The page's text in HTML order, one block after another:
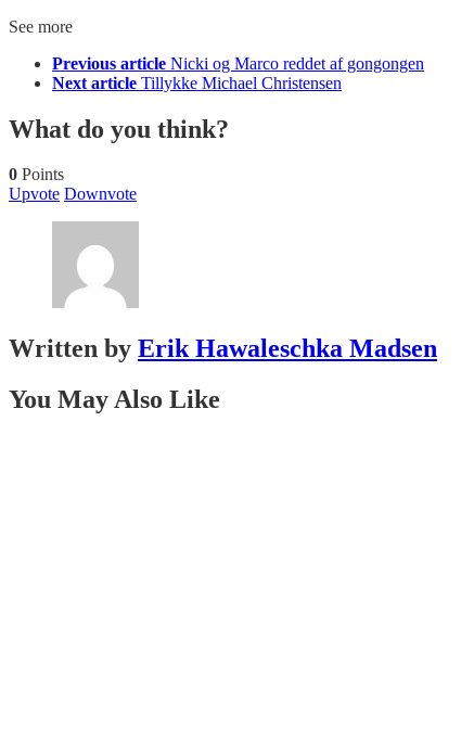
See more
Previous article Nicki og Marco reddet af gongongen
Next article Tillykke Michael Christensen
What do you think?
0 Points
Upvote Downvote
Written by Erik Hawaleschka Madsen
You May Also Like